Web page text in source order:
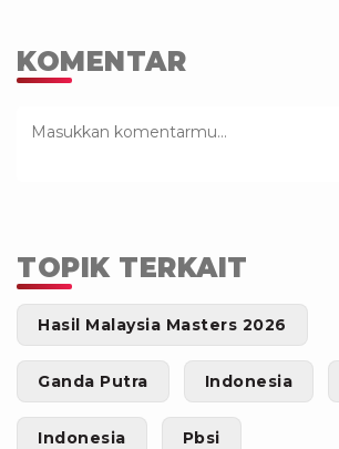
KOMENTAR
TOPIK TERKAIT
Hasil Malaysia Masters 2026
Ganda Putra Indonesia
Indonesia Pbsi